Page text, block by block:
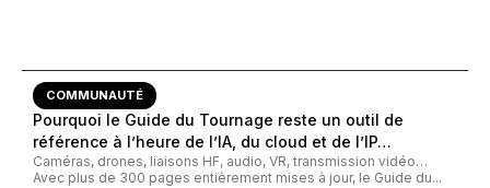
COMMUNAUTÉ
Pourquoi le Guide du Tournage reste un outil de
référence à l’heure de l’IA, du cloud et de l’IP…
Caméras, drones, liaisons HF, audio, VR, transmission vidéo…
Avec plus de 300 pages entièrement mises à jour, le Guide du...